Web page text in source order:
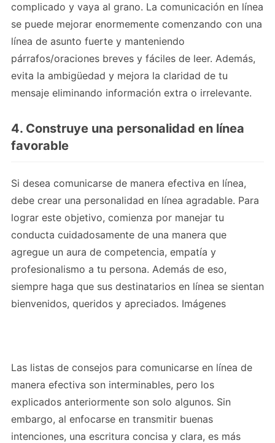
complicado y vaya al grano. La comunicación en línea
se puede mejorar enormemente comenzando con una
línea de asunto fuerte y manteniendo
párrafos/oraciones breves y fáciles de leer. Además,
evita la ambigüedad y mejora la claridad de tu
mensaje eliminando información extra o irrelevante.
4. Construye una personalidad en línea
favorable
Si desea comunicarse de manera efectiva en línea,
debe crear una personalidad en línea agradable. Para
lograr este objetivo, comienza por manejar tu
conducta cuidadosamente de una manera que
agregue un aura de competencia, empatía y
profesionalismo a tu persona. Además de eso,
siempre haga que sus destinatarios en línea se sientan
bienvenidos, queridos y apreciados. Imágenes
Las listas de consejos para comunicarse en línea de
manera efectiva son interminables, pero los
explicados anteriormente son solo algunos. Sin
embargo, al enfocarse en transmitir buenas
intenciones, una escritura concisa y clara, es más